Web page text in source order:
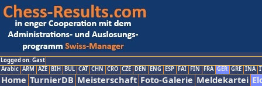
Logged on: Gast
Arabic ARM AZE BIH BUL CAT CHN CRO CZE DEN ENG ESP FAI FIN FRA GER GRE INA
Home TurnierDB Meisterschaft Foto-Galerie Meldekartei